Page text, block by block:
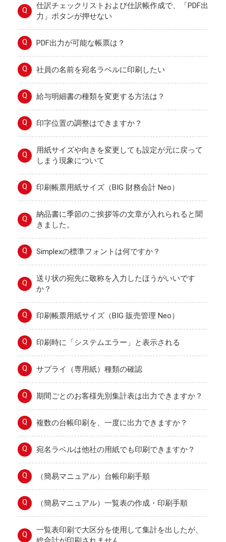
Q
仕訳チェックリストおよび仕訳帳作成で、「PDF出
力」ボタンが押せない
Q PDF出力が可能な帳票は？
Q 社員の名前を宛名ラベルに印刷したい
Q 給与明細書の種類を変更する方法は？
Q 印字位置の調整はできますか？
Q
用紙サイズや向きを変更しても設定が元に戻って
しまう現象について
Q 印刷帳票用紙サイズ（BIG 財務会計 Neo）
Q
納品書に季節のご挨拶等の文章が入れられると聞
きました。
Q Simplexの標準フォントは何ですか？
Q
送り状の宛先に敬称を入力したほうがいいです
か？
Q 印刷帳票用紙サイズ（BIG 販売管理 Neo）
Q 印刷時に「システムエラー」と表示される
Q サプライ（専用紙）種類の確認
Q 期間ごとのお客様先別集計表は出力できますか？
Q 複数の台帳印刷を、一度に出力できますか？
Q 宛名ラベルは他社の用紙でも印刷できますか？
Q （簡易マニュアル）台帳印刷手順
Q （簡易マニュアル）一覧表の作成・印刷手順
Q
一覧表印刷で大区分を使用して集計を出したが、